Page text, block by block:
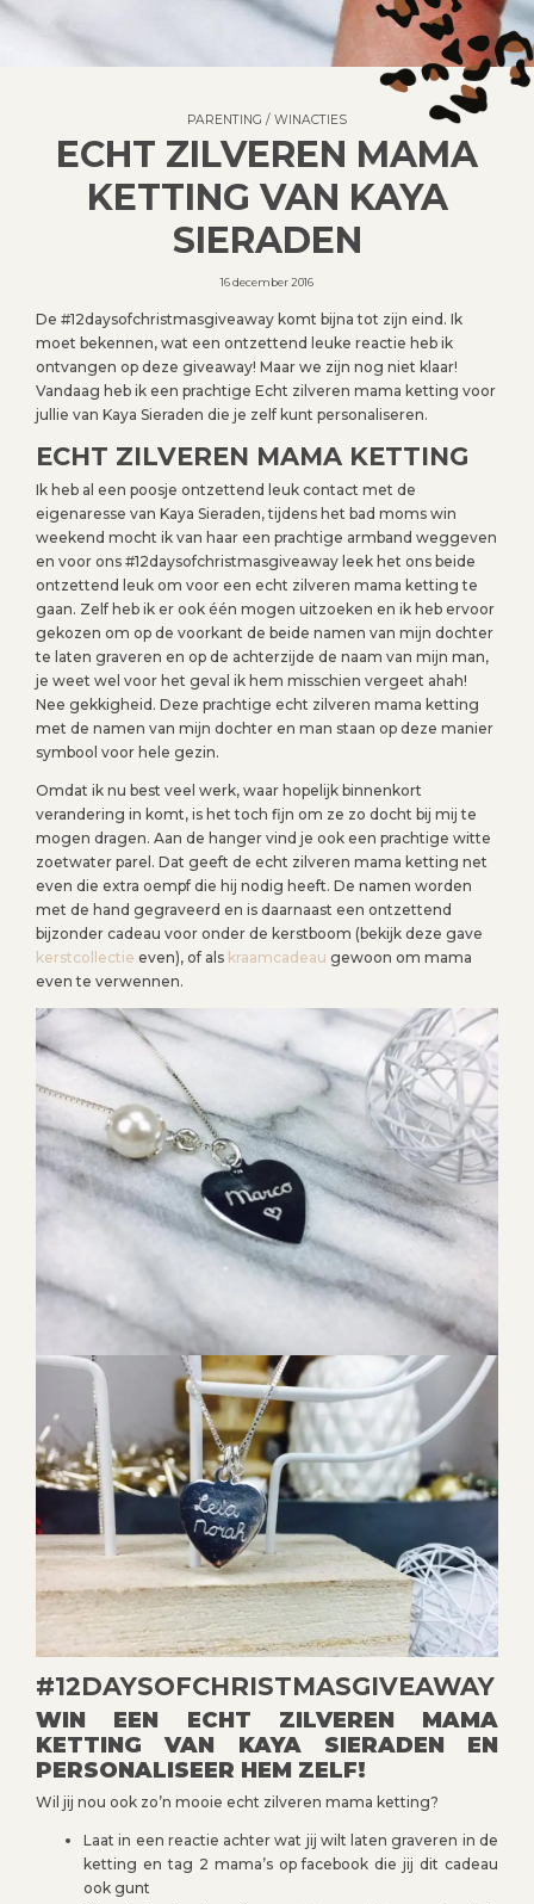
PARENTING / WINACTIES
ECHT ZILVEREN MAMA
KETTING VAN KAYA
SIERADEN
16 december 2016
De #12daysofchristmasgiveaway komt bijna tot zijn eind. Ik
moet bekennen, wat een ontzettend leuke reactie heb ik
ontvangen op deze giveaway! Maar we zijn nog niet klaar!
Vandaag heb ik een prachtige Echt zilveren mama ketting voor
jullie van Kaya Sieraden die je zelf kunt personaliseren.
ECHT ZILVEREN MAMA KETTING
Ik heb al een poosje ontzettend leuk contact met de
eigenaresse van Kaya Sieraden, tijdens het bad moms win
weekend mocht ik van haar een prachtige armband weggeven
en voor ons #12daysofchristmasgiveaway leek het ons beide
ontzettend leuk om voor een echt zilveren mama ketting te
gaan. Zelf heb ik er ook één mogen uitzoeken en ik heb ervoor
gekozen om op de voorkant de beide namen van mijn dochter
te laten graveren en op de achterzijde de naam van mijn man,
je weet wel voor het geval ik hem misschien vergeet ahah!
Nee gekkigheid. Deze prachtige echt zilveren mama ketting
met de namen van mijn dochter en man staan op deze manier
symbool voor hele gezin.
Omdat ik nu best veel werk, waar hopelijk binnenkort
verandering in komt, is het toch fijn om ze zo docht bij mij te
mogen dragen. Aan de hanger vind je ook een prachtige witte
zoetwater parel. Dat geeft de echt zilveren mama ketting net
even die extra oempf die hij nodig heeft. De namen worden
met de hand gegraveerd en is daarnaast een ontzettend
bijzonder cadeau voor onder de kerstboom (bekijk deze gave
kerstcollectie even), of als kraamcadeau gewoon om mama
even te verwennen.
#12DAYSOFCHRISTMASGIVEAWAY
WIN EEN ECHT ZILVEREN MAMA
KETTING VAN KAYA SIERADEN EN
PERSONALISEER HEM ZELF!
Wil jij nou ook zo’n mooie echt zilveren mama ketting?
Laat in een reactie achter wat jij wilt laten graveren in de
ketting en tag 2 mama’s op facebook die jij dit cadeau
ook gunt